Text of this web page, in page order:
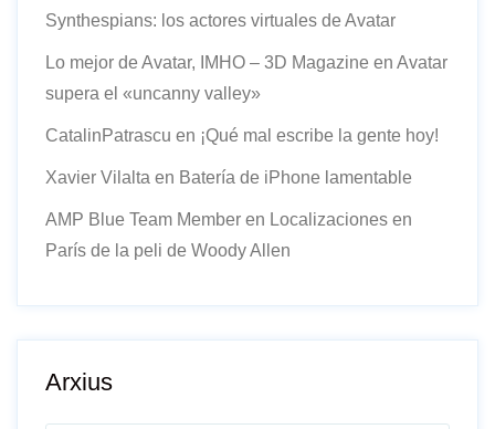
Synthespians: los actores virtuales de Avatar
Lo mejor de Avatar, IMHO – 3D Magazine en Avatar
supera el «uncanny valley»
CatalinPatrascu en ¡Qué mal escribe la gente hoy!
Xavier Vilalta en Batería de iPhone lamentable
AMP Blue Team Member en Localizaciones en
París de la peli de Woody Allen
Arxius